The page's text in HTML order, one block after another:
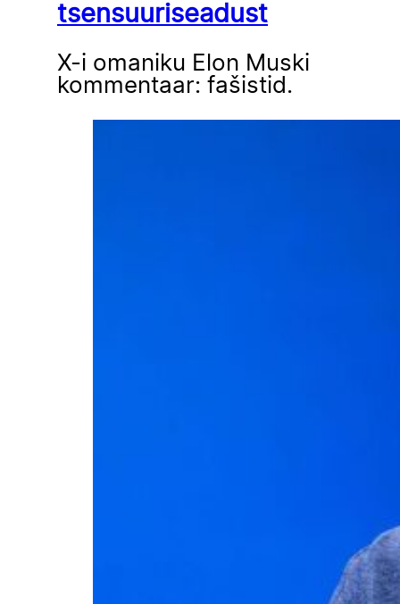
tsensuuriseadust
X-i omaniku Elon Muski
kommentaar: fašistid.